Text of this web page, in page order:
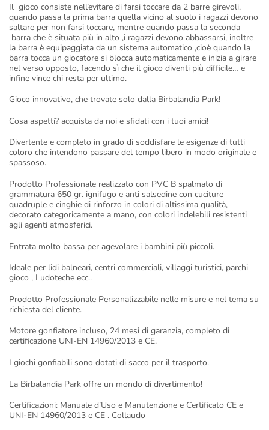
Il gioco consiste nell’evitare di farsi toccare da 2 barre girevoli,
quando passa la prima barra quella vicino al suolo i ragazzi devono
saltare per non farsi toccare, mentre quando passa la seconda
barra che è situata più in alto ,i ragazzi devono abbassarsi, inoltre
la barra è equipaggiata da un sistema automatico ,cioè quando la
barra tocca un giocatore si blocca automaticamente e inizia a girare
nel verso opposto, facendo sì che il gioco diventi più difficile… e
infine vince chi resta per ultimo.
Gioco innovativo, che trovate solo dalla Birbalandia Park!
Cosa aspetti? acquista da noi e sfidati con i tuoi amici!
Divertente e completo in grado di soddisfare le esigenze di tutti
coloro che intendono passare del tempo libero in modo originale e
spassoso.
Prodotto Professionale realizzato con PVC B spalmato di
grammatura 650 gr. ignifugo e anti salsedine con cuciture
quadruple e cinghie di rinforzo in colori di altissima qualità,
decorato categoricamente a mano, con colori indelebili resistenti
agli agenti atmosferici.
Entrata molto bassa per agevolare i bambini più piccoli.
Ideale per lidi balneari, centri commerciali, villaggi turistici, parchi
gioco , Ludoteche ecc..
Prodotto Professionale Personalizzabile nelle misure e nel tema su
richiesta del cliente.
Motore gonfiatore incluso, 24 mesi di garanzia, completo di
certificazione UNI-EN 14960/2013 e CE.
I giochi gonfiabili sono dotati di sacco per il trasporto.
La Birbalandia Park offre un mondo di divertimento!
Certificazioni: Manuale d’Uso e Manutenzione e Certificato CE e
UNI-EN 14960/2013 e CE . Collaudo